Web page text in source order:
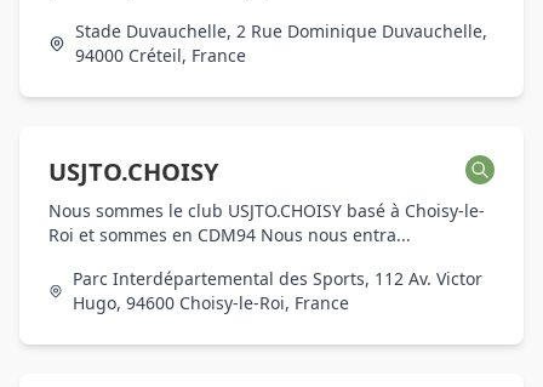
Stade Duvauchelle, 2 Rue Dominique Duvauchelle,
94000 Créteil, France
USJTO.CHOISY
Nous sommes le club USJTO.CHOISY basé à Choisy-le-
Roi et sommes en CDM94 Nous nous entra...
Parc Interdépartemental des Sports, 112 Av. Victor
Hugo, 94600 Choisy-le-Roi, France